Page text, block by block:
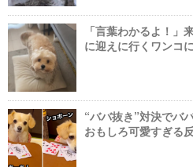
「言葉わかるよ！」
に迎えに行くワンコ
“ババ抜き”対決でバ
おもしろ可愛すぎる